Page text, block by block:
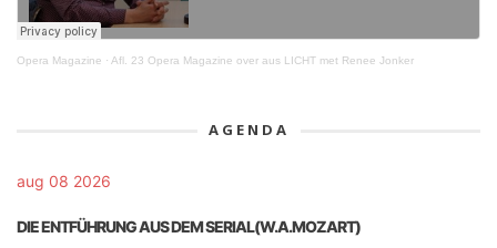
Opera Magazine · Afl. 23 Opera Magazine over aus LICHT met Renee Jonker
AGENDA
aug 08 2026
DIE ENTFÜHRUNG AUS DEM SERIAL(W.A.MOZART)